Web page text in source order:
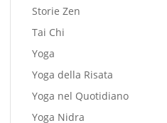
Storie Zen
Tai Chi
Yoga
Yoga della Risata
Yoga nel Quotidiano
Yoga Nidra